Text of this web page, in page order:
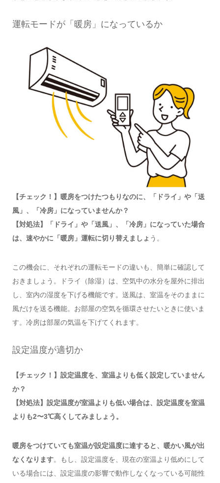
運転モードが「暖房」になっているか
【チェック！】暖房をつけたつもりなのに、「ドライ」や「送
風」、「冷房」になっていませんか？
【対処法】「ドライ」や「送風」、「冷房」になっていた場合
は、速やかに「暖房」運転に切り替えましょ う。
この機会に、それぞれの運転モードの違いも、簡単に確認して
おきましょう。ドライ（除湿）は、空気中の水分を屋外に排出
し、室内の湿度を下げる機能です。送風は、室温をそのままに
風だけを送る機能。お部屋の空気を循環させたいときに使いま
す。冷房は部屋の気温を下げてくれます。
設定温度が適切か
【チェック！】設定温度を、室温よりも低く設定していません
か？
【対処法】設定温度が室温よりも低い場合は、設定温度を室温
よりも2〜3℃高くしてみましょう。
暖房をつけていても室温が設定温度に達すると、暖かい風が出
なくなります。もし、設定温度を、現在の室温より低めにして
いる場合には、設定温度の影響で動作しなくなっている可能性